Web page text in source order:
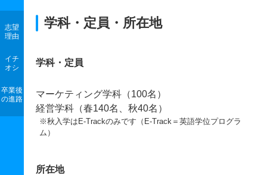
志望
理由
イチ
オシ
卒業後
の進路
学科・定員・所在地
学科・定員
マーケティング学科（100名）
経営学科（春140名、秋40名）
※秋入学はE-Trackのみです（E-Track＝英語学位プログラ
ム）
所在地